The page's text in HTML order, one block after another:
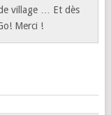
village … Et dès
Merci !